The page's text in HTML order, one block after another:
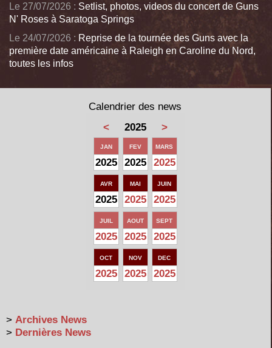
Le 27/07/2026 : Setlist, photos, videos du concert de Guns
N' Roses à Saratoga Springs
Le 24/07/2026 : Reprise de la tournée des Guns avec la
première date américaine à Raleigh en Caroline du Nord,
toutes les infos
Calendrier des news
<
2025 >
JAN
2025
FEV
2025
MARS
2025
AVR
2025
MAI
2025
JUIN
2025
JUIL
2025
AOUT
2025
SEPT
2025
OCT
2025
NOV
2025
DEC
2025
> Archives News
> Dernières News